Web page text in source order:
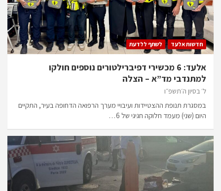
חדשות אלעד לשתף ללדעת
אלעד: 6 מכשירי דפיברילטורים נוספים חולקו
למתנדבי מד”א – הצלה
ל׳ בסיון ה׳תשפ״ו
במסגרת תנופת ההצטיידות ועיבויי מערך הרפואה הדחופה בעיר, התקיים
היום (שני) מעמד חלוקה חגיגי של 6…